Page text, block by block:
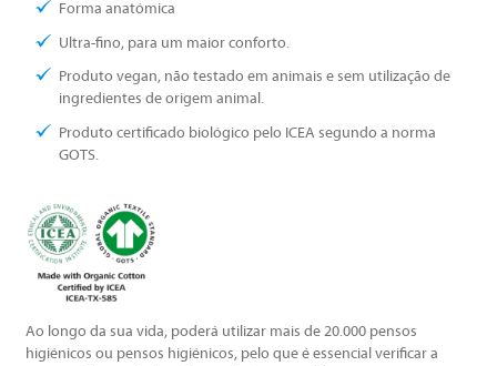
Forma anatómica
Ultra-fino, para um maior conforto.
Produto vegan, não testado em animais e sem utilização de
ingredientes de origem animal.
Produto certificado biológico pelo ICEA segundo a norma
GOTS.
Ao longo da sua vida, poderá utilizar mais de 20.000 pensos
higiénicos ou pensos higiénicos, pelo que é essencial verificar a